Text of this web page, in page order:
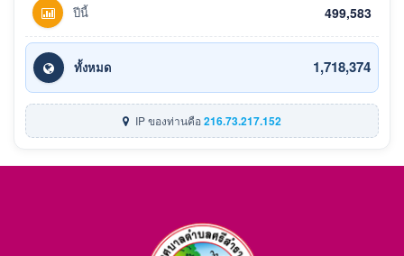
ปีนี้ 499,583
ทั้งหมด 1,718,374
IP ของท่านคือ216.73.217.152